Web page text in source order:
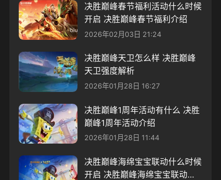
决胜巅峰春节福利活动什么时候
开启 决胜巅峰春节福利介绍
2026年02月03日 21:24
决胜巅峰天卫怎么样 决胜巅峰
天卫强度解析
2026年01月28日 16:27
决胜巅峰1周年活动有什么 决胜
巅峰1周年活动介绍
2026年01月28日 11:44
决胜巅峰海绵宝宝联动什么时候
开启 决胜巅峰海绵宝宝联动介